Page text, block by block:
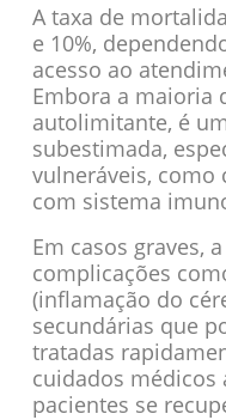
A taxa de
e 10%,
acesso ao
Embora a maioria
autolimitante, é
subestimada,
vulneráveis, como
com sistema
Em casos graves,
complicações
(inflamação do
secundárias que
tratadas
cuidados médicos
pacientes se